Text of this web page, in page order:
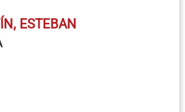
ESTEBAN